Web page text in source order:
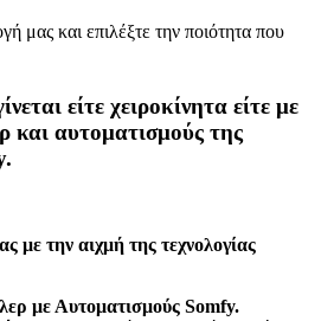
μας και επιλέξτε την ποιότητα που
είτε χειροκίνητα είτε με
και αυτοματισμούς της
με την αιχμή της τεχνολογίας
με Αυτοματισμούς Somfy.